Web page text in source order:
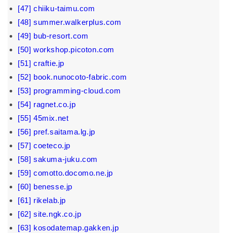
[47] chiiku-taimu.com
[48] summer.walkerplus.com
[49] bub-resort.com
[50] workshop.picoton.com
[51] craftie.jp
[52] book.nunocoto-fabric.com
[53] programming-cloud.com
[54] ragnet.co.jp
[55] 45mix.net
[56] pref.saitama.lg.jp
[57] coeteco.jp
[58] sakuma-juku.com
[59] comotto.docomo.ne.jp
[60] benesse.jp
[61] rikelab.jp
[62] site.ngk.co.jp
[63] kosodatemap.gakken.jp